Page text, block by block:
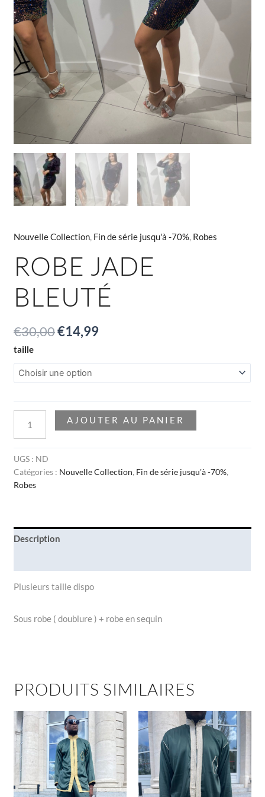
Nouvelle Collection, Fin de série jusqu'à -70%, Robes
ROBE JADE
BLEUTÉ
€30,00€14,99
taille
AJOUTER AU PANIER
UGS : ND
Catégories : Nouvelle Collection, Fin de série jusqu'à -70%,
Robes
Description
Plusieurs taille dispo
Sous robe ( doublure ) + robe en sequin
PRODUITS SIMILAIRES
Ce
produit
a
plusieurs
variations.
Les
Ce
produit
a
Les